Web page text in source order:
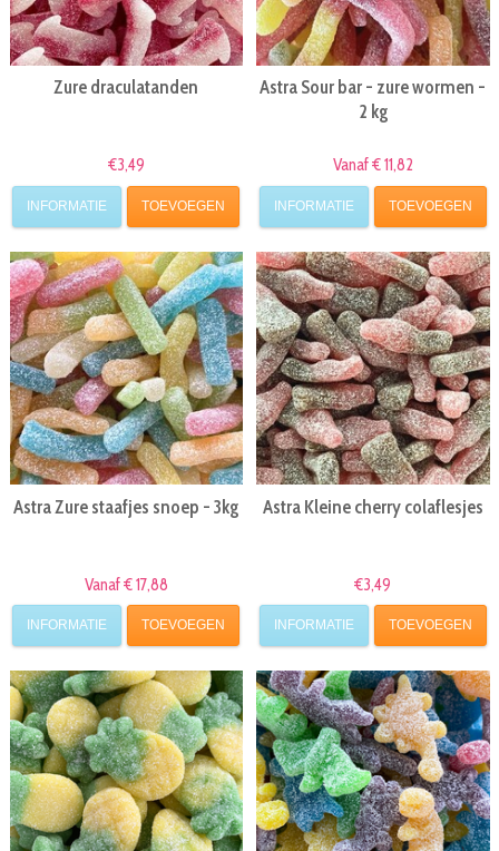
Zure draculatanden
€3,49
INFORMATIE TOEVOEGEN
Astra Sour bar - zure wormen -
2 kg
Vanaf € 11,82
INFORMATIE TOEVOEGEN
Astra Zure staafjes snoep - 3kg
Vanaf € 17,88
INFORMATIE TOEVOEGEN
Astra Kleine cherry colaflesjes
€3,49
INFORMATIE TOEVOEGEN